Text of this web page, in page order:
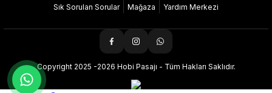
Sık Sorulan Sorular Mağaza Yardım Merkezi
Copyright 2025 -2026 Hobi Pasajı - Tüm Hakları Saklıdır.